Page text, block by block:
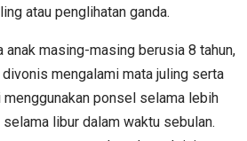
atau penglihatan ganda.
anak masing-masing berusia 8 tahun,
divonis mengalami mata juling serta
ponsel selama lebih
libur dalam waktu sebulan.